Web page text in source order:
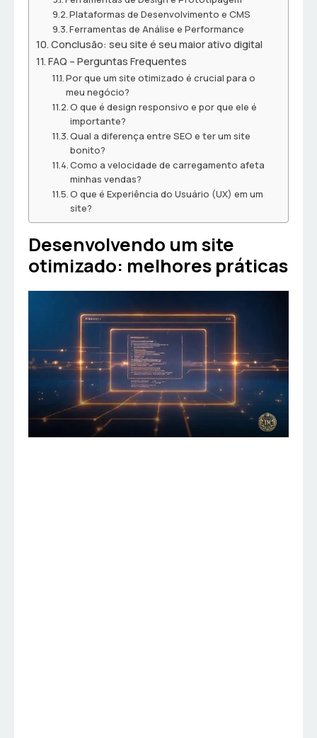
Plataformas de Desenvolvimento e CMS
Ferramentas de Análise e Performance
Conclusão: seu site é seu maior ativo digital
FAQ – Perguntas Frequentes
Por que um site otimizado é crucial para o
meu negócio?
O que é design responsivo e por que ele é
importante?
Qual a diferença entre SEO e ter um site
bonito?
Como a velocidade de carregamento afeta
minhas vendas?
O que é Experiência do Usuário (UX) em um
site?
Desenvolvendo um site
otimizado: melhores práticas